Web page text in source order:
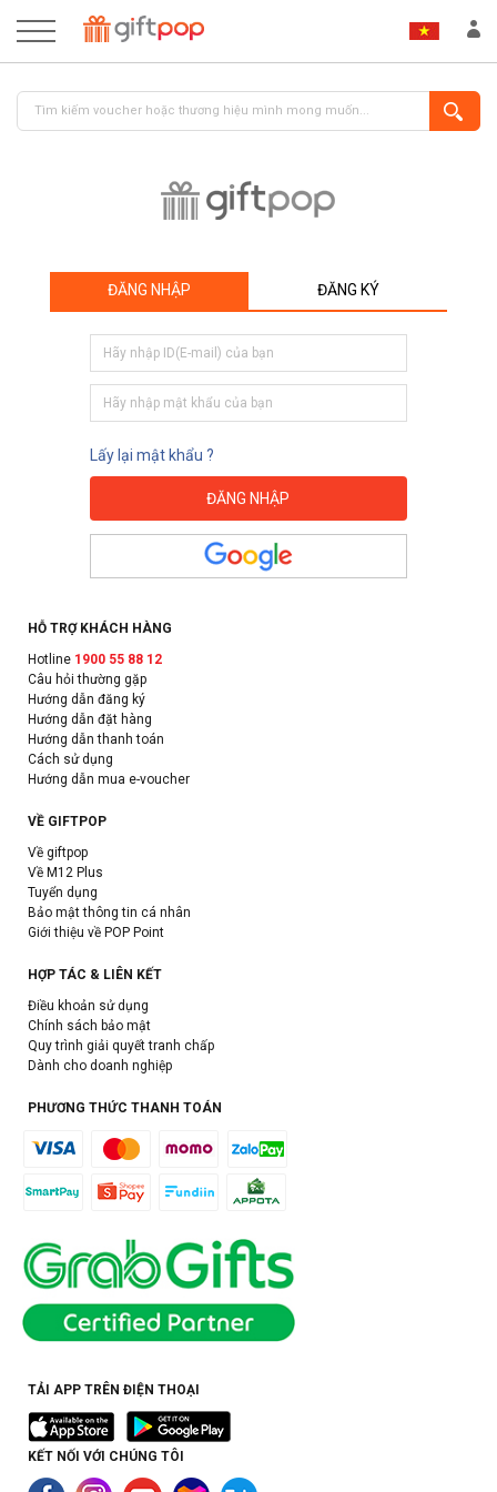
ĐĂNG NHẬP ĐĂNG KÝ
Lấy lại mật khẩu ?
HỖ TRỢ KHÁCH HÀNG
Hotline 1900 55 88 12
Câu hỏi thường gặp
Hướng dẫn đăng ký
Hướng dẫn đặt hàng
Hướng dẫn thanh toán
Cách sử dụng
Hướng dẫn mua e-voucher
VỀ GIFTPOP
Về giftpop
Về M12 Plus
Tuyển dụng
Bảo mật thông tin cá nhân
Giới thiệu về POP Point
HỢP TÁC & LIÊN KẾT
Điều khoản sử dụng
Chính sách bảo mật
Quy trình giải quyết tranh chấp
Dành cho doanh nghiệp
PHƯƠNG THỨC THANH TOÁN
TẢI APP TRÊN ĐIỆN THOẠI
KẾT NỐI VỚI CHÚNG TÔI